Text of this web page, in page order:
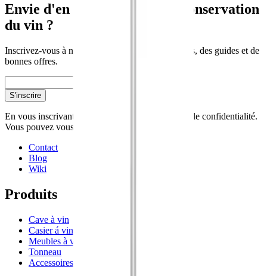
Envie d'en savoir plus sur la conservation
du vin ?
Inscrivez-vous à notre newsletter avec des conseils, des guides et de
bonnes offres.
S'inscrire
En vous inscrivant, vous acceptez notre politique de confidentialité.
Vous pouvez vous désinscrire à tout moment.
Contact
Blog
Wiki
Produits
Cave à vin
Casier á vin
Meubles à vin
Tonneau
Accessoires pour le vin